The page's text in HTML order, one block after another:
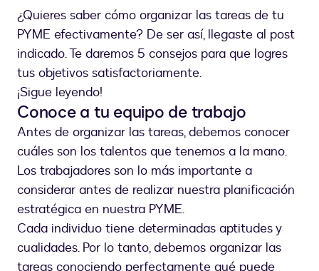
¿Quieres saber cómo organizar las tareas de tu
PYME efectivamente? De ser así, llegaste al post
indicado. Te daremos 5 consejos para que logres
tus objetivos satisfactoriamente.
¡Sigue leyendo!
Conoce a tu equipo de trabajo
Antes de organizar las tareas, debemos conocer
cuáles son los talentos que tenemos a la mano.
Los trabajadores son lo más importante a
considerar antes de realizar nuestra planificación
estratégica en nuestra PYME.
Cada individuo tiene determinadas aptitudes y
cualidades. Por lo tanto, debemos organizar las
tareas conociendo perfectamente qué puede